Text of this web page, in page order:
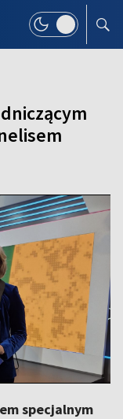
specjalnym